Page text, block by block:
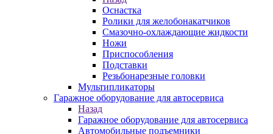
Оснастка
Ролики для желобонакатчиков
Смазочно-охлаждающие жидкости
Ножи
Приспособления
Подставки
Резьбонарезные головки
Мультипликаторы
Гаражное оборудование для автосервиса
Назад
Гаражное оборудование для автосервиса
Автомобильные подъемники